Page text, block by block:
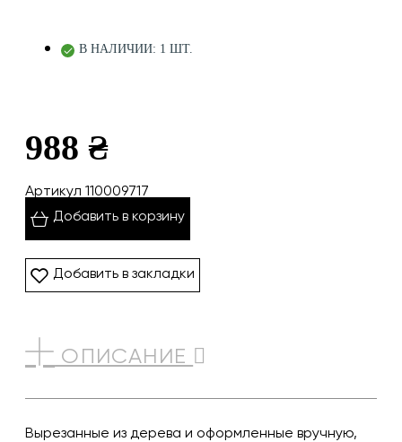
В НАЛИЧИИ: 1 ШТ.
988 ₴
Артикул 110009717
Добавить в корзину
Добавить в закладки
ОПИСАНИЕ
Вырезанные из дерева и оформленные вручную,